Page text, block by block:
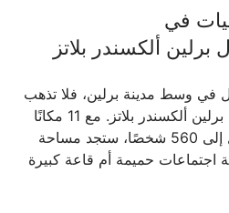
في
برلين ألكسندر بلاتز
في وسط مدينة برلين، فلا تذهب
بعيدًا عن فندق ليوناردو رويال برلين ألكسندر بلاتز. مع 11 مكانًا
للاجتماعات تستضيف ما يصل إلى 560 شخصًا، ستجد مساحة
اجتماعات حميمة أم قاعة كبيرة